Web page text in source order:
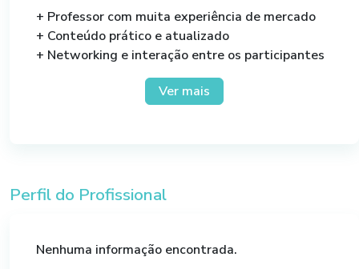
+ Professor com muita experiência de mercado
+ Conteúdo prático e atualizado
+ Networking e interação entre os participantes
+ Ambiente climatizadoVer mais
Perfil do Profissional
Nenhuma informação encontrada.